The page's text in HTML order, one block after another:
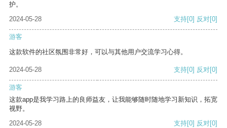
护。
2024-05-28
支持[0] 反对[0]
游客
这款软件的社区氛围非常好，可以与其他用户交流学习心得。
2024-05-28 支持[0] 反对[0]
游客
这款app是我学习路上的良师益友，让我能够随时随地学习新知识，拓宽
视野。
2024-05-28
支持[0] 反对[0]